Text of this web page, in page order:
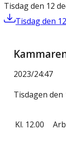
Tisdag den 12
Tisdag den
2023/24:47
Tisdagen den
Kl. 12.00